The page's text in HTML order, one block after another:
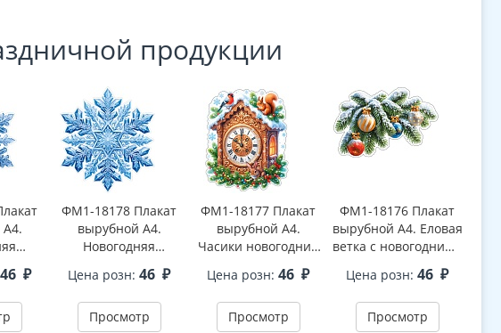
продукции
ВД-
46 ₽
ФМ1-18178 Плакат
вырубной А4.
Новогодняя
(двухсторонний, ВД-
лак)
Цена розн: 46 ₽
Просмотр
ФМ1-18177 Плакат
вырубной А4.
Часики новогодние
(двухсторонний, ВД-
лак)
Цена розн: 46 ₽
Просмотр
ФМ1-18176 Плакат
вырубной А4. Еловая
ветка с новогодними
(двухсторонний, ВД-
лак)
Цена розн: 46 ₽
Просмотр